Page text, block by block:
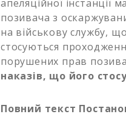
апеляційної інстанції
позивача з
на військову службу,
стосуються
порушених прав
наказів, що його
Повний текст